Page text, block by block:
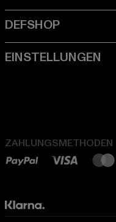
ZAHLUNGSMETHODEN